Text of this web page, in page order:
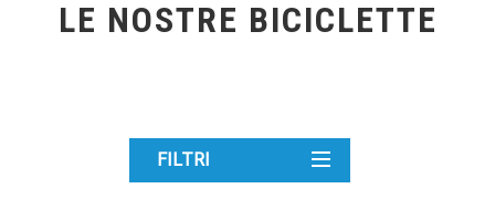
LE NOSTRE BICICLETTE
FILTRI